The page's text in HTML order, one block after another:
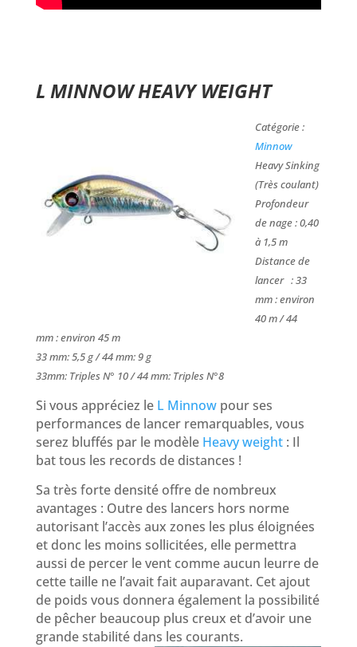
L MINNOW HEAVY WEIGHT
Catégorie :
Minnow
Heavy Sinking
(Très coulant)
Profondeur
de nage : 0,40
à 1,5 m
Distance de
lancer : 33
mm : environ
40 m / 44
mm : environ 45 m
33 mm: 5,5 g / 44 mm: 9 g
33mm: Triples N° 10 / 44 mm: Triples N°8
Si vous appréciez le L Minnowpour ses
performances de lancer remarquables, vous
serez bluffés par le modèle Heavy weight: Il
bat tous les records de distances !
Sa très forte densité offre de nombreux
avantages : Outre des lancers hors norme
autorisant l’accès aux zones les plus éloignées
et donc les moins sollicitées, elle permettra
aussi de percer le vent comme aucun leurre de
cette taille ne l’avait fait auparavant. Cet ajout
de poids vous donnera également la possibilité
de pêcher beaucoup plus creux et d’avoir une
grande stabilité dans les courants.